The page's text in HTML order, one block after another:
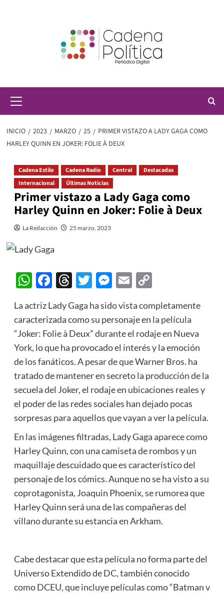
principal
INICIO 2023 MARZO 25
PRIMER VISTAZO A LADY GAGA COMO
HARLEY QUINN EN JOKER: FOLIE À DEUX
Cadena Estilo Cadena Radio Central
Destacadas
Internacional
Últimas Noticias
Primer vistazo a Lady Gaga como
Harley Quinn en Joker: Folie à Deux
La Redacción 25 marzo, 2023
WhatsApp
Facebook
Threads
Twitter
Messenger
EmailCopy
La actriz Lady Gaga ha sido vista completamente
caracterizada como su personaje en la película
“Joker: Folie à Deux” durante el rodaje en Nueva
York, lo que ha provocado el interés y la emoción
de los fanáticos. A pesar de que Warner Bros. ha
tratado de mantener en secreto la producción de la
secuela del Joker, el rodaje en ubicaciones reales y
el poder de las redes sociales han dejado pocas
sorpresas para aquellos que vayan a ver la película.
En las imágenes filtradas, Lady Gaga aparece como
Harley Quinn, con una camiseta de rombos y un
maquillaje descuidado que es característico del
personaje de los cómics. Aunque no se ha visto a su
coprotagonista, Joaquin Phoenix, se rumorea que
Harley Quinn será una de las compañeras del
villano durante su estancia en Arkham.
Cabe destacar que esta película no forma parte del
Universo Extendido de DC, también conocido
como DCEU, que incluye películas como “Batman v